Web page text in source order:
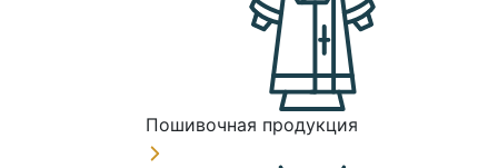
Пошивочная продукция